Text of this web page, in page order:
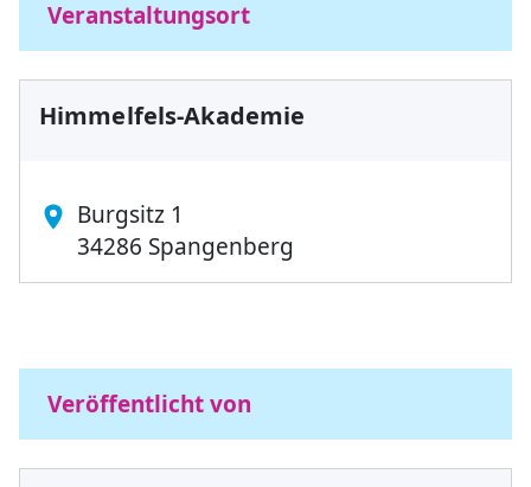
Veranstaltungsort
Himmelfels-Akademie
Burgsitz 1
34286 Spangenberg
−
Veröffentlicht von